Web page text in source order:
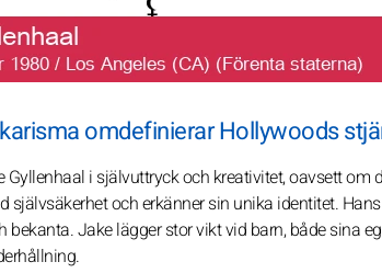
omdefinierar Hollywoods
i självuttryck och kreativitet, oavsett om
självsäkerhet och erkänner sin unika identitet.
Jake lägger stor vikt vid barn, både sina